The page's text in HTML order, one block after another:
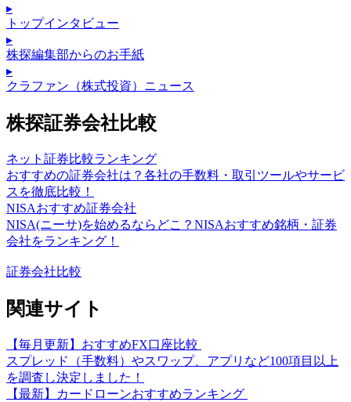
▸
トップインタビュー
▸
株探編集部からのお手紙
▸
クラファン（株式投資）ニュース
株探証券会社比較
ネット証券比較ランキング
おすすめの証券会社は？各社の手数料・取引ツールやサービ
スを徹底比較！
NISAおすすめ証券会社
NISA(ニーサ)を始めるならどこ？NISAおすすめ銘柄・証券
会社をランキング！
証券会社比較
関連サイト
【毎月更新】おすすめFX口座比較
スプレッド（手数料）やスワップ、アプリなど100項目以上
を調査し決定しました！
【最新】カードローンおすすめランキング